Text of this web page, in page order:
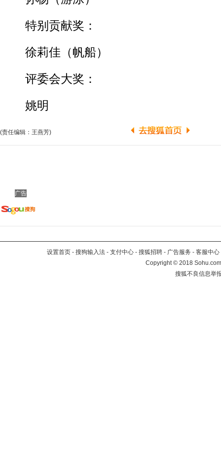
特别贡献奖：
徐莉佳（帆船）
评委会大奖：
姚明
(责任编辑：王燕芳)
广告
设置首页 - 搜狗输入法 - 支付中心 - 搜狐招聘 - 广告服务 - 客服中心
Copyright©2018
搜狐不良信息举